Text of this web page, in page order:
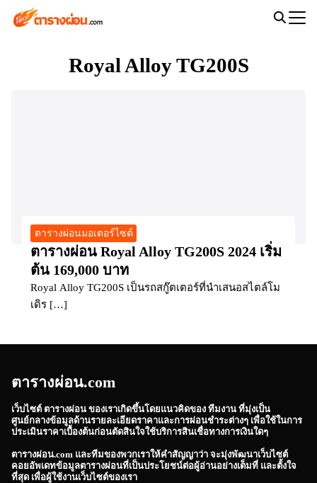
Royal Alloy TG200S
ตารางผ่อนมอเตอร์ไซต์
ตารางผ่อน Royal Alloy TG200S 2024 เริ่ม
ต้น 169,000 บาท
Royal Alloy TG200S เป็นรถสกู๊ตเตอร์ที่นำเสนอสไตล์โม
เดิร […]
ตารางผ่อน.com
เว็บไซต์ ตารางผ่อน ของเราเกิดขึ้นโดยแนวคิดของ ทีมงาน ที่มุ่งเป็น
ศูนย์กลางข้อมูลด้านรายละเอียดราคาและการผ่อนชำระต่างๆ เพื่อใช้ในการ
ประเมินราคาเบื้องต้นก่อนตัดสินใจใช้บริการสินเชื่อทางการเงินใดๆ
ตารางผ่อน.com และทีมของพวกเราให้คำสัญญาว่า จะมุ่งพัฒนาเว็บไซต์
คอยอัพเดทข้อมูลตารางผ่อนที่เป็นประโยชน์ต่อผู้อ่านอย่างเต็มที่ และตั้งใจ
ที่สุด เพื่อผู้ใช้งานเว็บไซต์ของเรา